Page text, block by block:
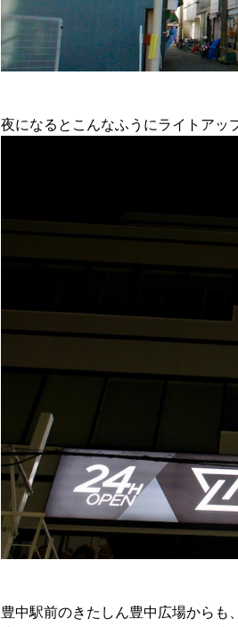
夜になるとこんなふうにライトアッ
豊中駅前のきたしん豊中広場から